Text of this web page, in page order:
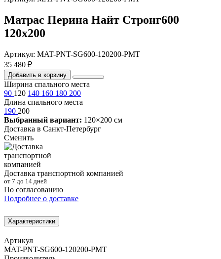
Матрас Перина Найт Стронг600
120х200
Артикул: MAT-PNT-SG600-120200-PMT
35 480 ₽
Добавить в корзину
Ширина спального места
90 120 140 160 180 200
Длина спального места
190 200
Выбранный вариант: 120×200 см
Доставка в Санкт-Петербург
Сменить
Доставка транспортной компанией
от 7 до 14 дней
По согласованию
Подробнее о доставке
Характеристики
Артикул
MAT-PNT-SG600-120200-PMT